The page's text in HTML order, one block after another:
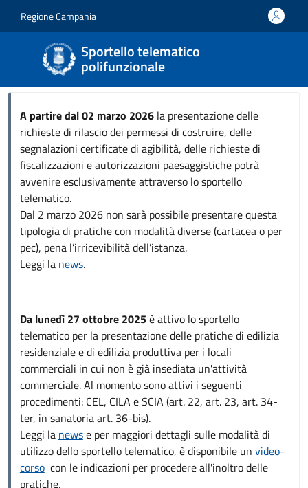
Regione Campania
Sportello telematico
polifunzionale
A partire dal 02 marzo 2026la presentazione delle
richieste di rilascio dei permessi di costruire, delle
segnalazioni certificate di agibilità, delle richieste di
fiscalizzazioni e autorizzazioni paesaggistiche potrà
avvenire esclusivamente attraverso lo sportello
telematico.
Dal 2 marzo 2026 non sarà possibile presentare questa
tipologia di pratiche con modalità diverse (cartacea o per
pec), pena l’irricevibilità dell’istanza.
Leggi la news.
Da lunedì 27 ottobre 2025è attivo lo sportello
telematico per la presentazione delle pratiche di edilizia
residenziale e di edilizia produttiva per i locali
commerciali in cui non è già insediata un'attività
commerciale. Al momento sono attivi i seguenti
procedimenti: CEL, CILA e SCIA (art. 22, art. 23, art. 34-
ter, in sanatoria art. 36-bis).
Leggi la newse per maggiori dettagli sulle modalità di
utilizzo dello sportello telematico, è disponibile un video-
corsocon le indicazioni per procedere all'inoltro delle
pratiche.